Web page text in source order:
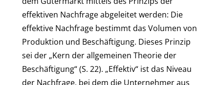
effektiven Nachfrage abgeleitet werden: Die
effektive Nachfrage bestimmt das Volumen von
Produktion und Beschäftigung. Dieses Prinzip
sei der „Kern der allgemeinen Theorie der
Beschäftigung“ (S. 22). „Effektiv“ ist das Niveau
der Nachfrage, bei dem die Unternehmer aus